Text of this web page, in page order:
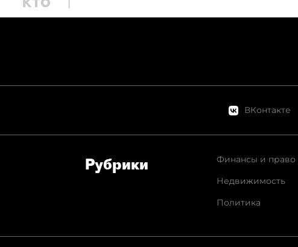
ВКонтакте
Рубрики
Финансы и право
Недвижимость
Политика